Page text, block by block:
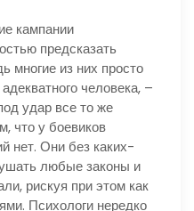
кампании
предсказать
многие из них просто
человека, –
удар все то же
что у боевиков
нет. Они без каких-
любые законы и
рискуя при этом как
Психологи нередко